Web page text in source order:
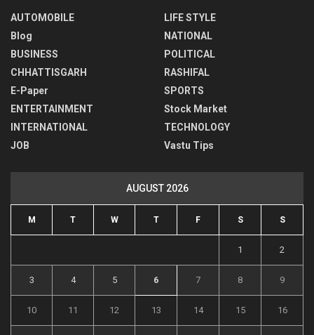
AUTOMOBILE
Blog
BUSINESS
CHHATTISGARH
E-Paper
ENTERTAINMENT
INTERNATIONAL
JOB
LIFE STYLE
NATIONAL
POLITICAL
RASHIFAL
SPORTS
Stock Market
TECHNOLOGY
Vastu Tips
AUGUST 2026
M T W T F S S
1 2
3 4 5 6 7 8 9
10 11 12 13 14 15 16